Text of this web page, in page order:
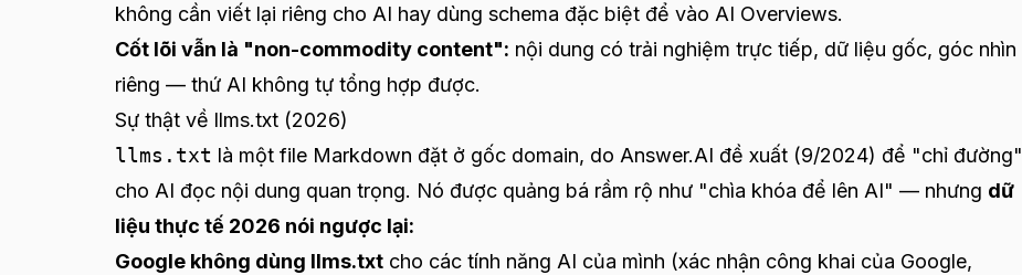
không cần viết lại riêng cho AI hay dùng schema đặc biệt để vào AI Overviews.
Cốt lõi vẫn là "non-commodity content": nội dung có trải nghiệm trực tiếp, dữ liệu gốc, góc nhìn
riêng — thứ AI không tự tổng hợp được.
Sự thật về llms.txt (2026)
llms.txt là một file Markdown đặt ở gốc domain, do Answer.AI đề xuất (9/2024) để "chỉ đường"
cho AI đọc nội dung quan trọng. Nó được quảng bá rầm rộ như "chìa khóa để lên AI" — nhưng dữ
liệu thực tế 2026 nói ngược lại:
Google không dùng llms.txt cho các tính năng AI của mình (xác nhận công khai của Google,